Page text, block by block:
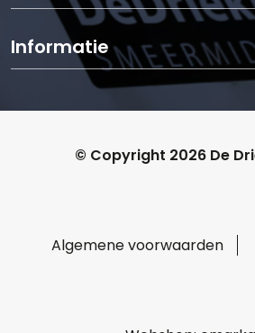
Informatie
© Copyright 2026 De
Algemene voorwaarden